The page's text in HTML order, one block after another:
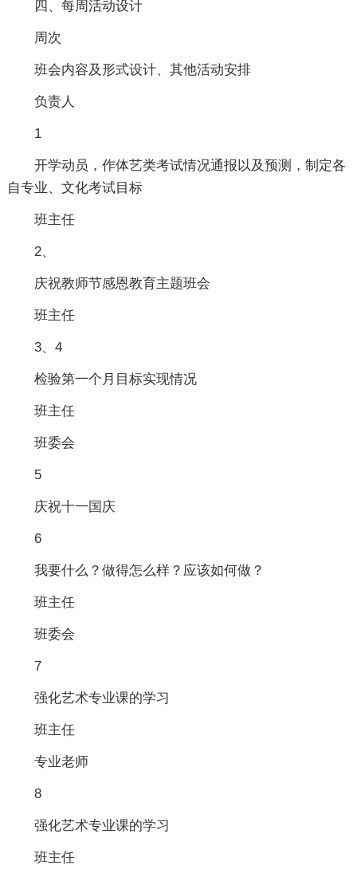
四、每周活动设计
周次
班会内容及形式设计、其他活动安排
负责人
1
开学动员，作体艺类考试情况通报以及预测，制定各
自专业、文化考试目标
班主任
2、
庆祝教师节感恩教育主题班会
班主任
3、4
检验第一个月目标实现情况
班主任
班委会
5
庆祝十一国庆
6
我要什么？做得怎么样？应该如何做？
班主任
班委会
7
强化艺术专业课的学习
班主任
专业老师
8
强化艺术专业课的学习
班主任